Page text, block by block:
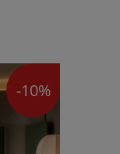
-10%